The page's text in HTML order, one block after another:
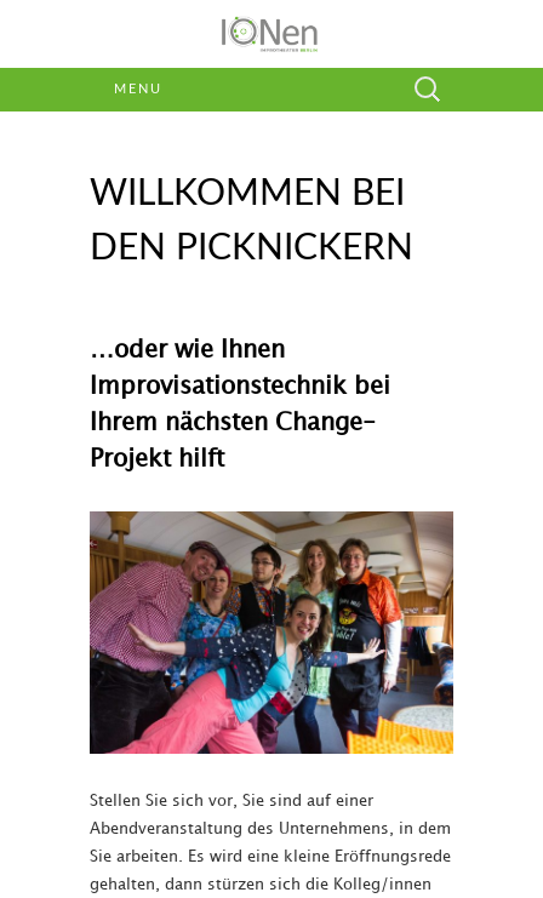
MENU
Suchen
WILLKOMMEN BEI
DEN PICKNICKERN
…oder wie Ihnen
Improvisationstechnik bei
Ihrem nächsten Change-
Projekt hilft
Stellen Sie sich vor, Sie sind auf einer
Abendveranstaltung des Unternehmens, in dem
Sie arbeiten. Es wird eine kleine Eröffnungsrede
gehalten, dann stürzen sich die Kolleg/innen